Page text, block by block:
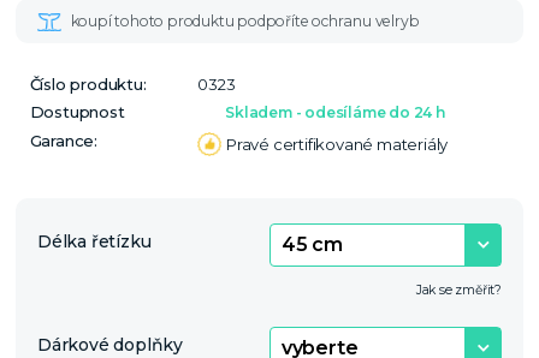
Číslo produktu:
0323
Dostupnost
Skladem - odesíláme do 24 h
Garance: Pravé certifikované materiály
Délka řetízku
Jak se změřit?
Dárkové doplňky